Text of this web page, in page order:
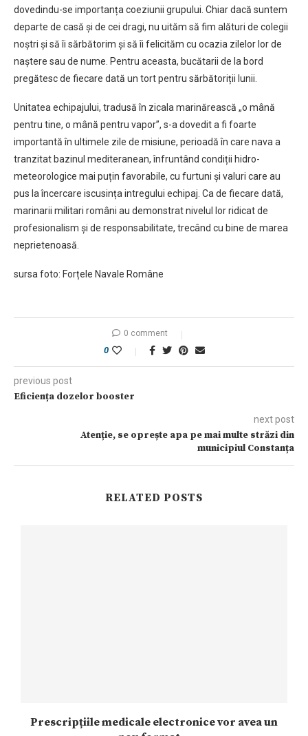
dovedindu-se importanța coeziunii grupului. Chiar dacă suntem
departe de casă și de cei dragi, nu uităm să fim alături de colegii
noștri și să îi sărbătorim și să îi felicităm cu ocazia zilelor lor de
naștere sau de nume. Pentru aceasta, bucătarii de la bord
pregătesc de fiecare dată un tort pentru sărbătoriții lunii.
Unitatea echipajului, tradusă în zicala marinărească „o mână
pentru tine, o mână pentru vapor”, s-a dovedit a fi foarte
importantă în ultimele zile de misiune, perioadă în care nava a
tranzitat bazinul mediteranean, înfruntând condiții hidro-
meteorologice mai puțin favorabile, cu furtuni și valuri care au
pus la încercare iscusința intregului echipaj. Ca de fiecare dată,
marinarii militari români au demonstrat nivelul lor ridicat de
profesionalism și de responsabilitate, trecând cu bine de marea
neprietenoasă.
sursa foto: Forțele Navale Române
0 comment
0
previous post
Eficiența dozelor booster
next post
Atenție, se oprește apa pe mai multe străzi din
municipiul Constanța
RELATED POSTS
Prescripțiile medicale electronice vor avea un